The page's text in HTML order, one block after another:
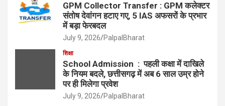
GPM Collector Transfer : GPM कलेक्टर
संतोष देवांगन हटाए गए, 5 IAS अफसरों के प्रभार
में बड़ा फेरबदल
July 9, 2026 PalpalBharat
शिक्षा
School Admission : पहली कक्षा में दाखिले
के नियम बदले, छत्तीसगढ़ में अब 6 साल उम्र होने
पर ही मिलेगा प्रवेश
July 9, 2026 PalpalBharat